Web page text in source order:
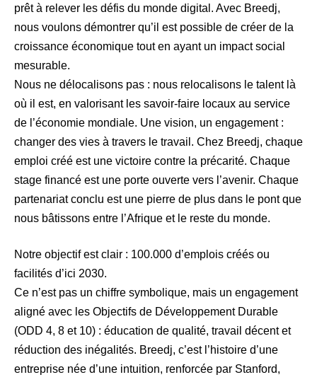
prêt à relever les défis du monde digital. Avec Breedj,
nous voulons démontrer qu’il est possible de créer de la
croissance économique tout en ayant un impact social
mesurable.
Nous ne délocalisons pas : nous relocalisons le talent là
où il est, en valorisant les savoir-faire locaux au service
de l’économie mondiale. Une vision, un engagement :
changer des vies à travers le travail. Chez Breedj, chaque
emploi créé est une victoire contre la précarité. Chaque
stage financé est une porte ouverte vers l’avenir. Chaque
partenariat conclu est une pierre de plus dans le pont que
nous bâtissons entre l’Afrique et le reste du monde.
Notre objectif est clair : 100.000 d’emplois créés ou
facilités d’ici 2030.
Ce n’est pas un chiffre symbolique, mais un engagement
aligné avec les Objectifs de Développement Durable
(ODD 4, 8 et 10) : éducation de qualité, travail décent et
réduction des inégalités. Breedj, c’est l’histoire d’une
entreprise née d’une intuition, renforcée par Stanford,